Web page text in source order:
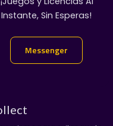
por su fidelidad al
una inversión ideal
como para los
su garaje a escala.
Instante, Sin Esperas!
Messenger
Entregas En Chat Vip
Messenger